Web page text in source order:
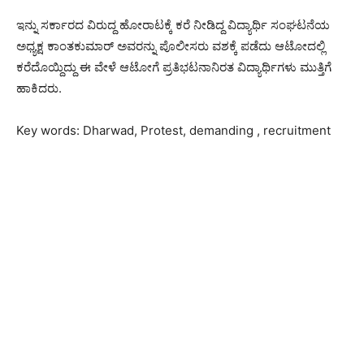
ಇನ್ನು ಸರ್ಕಾರದ ವಿರುದ್ದ ಹೋರಾಟಕ್ಕೆ ಕರೆ ನೀಡಿದ್ದ ವಿದ್ಯಾರ್ಥಿ ಸಂಘಟನೆಯ
ಅಧ್ಯಕ್ಷ ಕಾಂತಕುಮಾರ್ ಅವರನ್ನು ಪೊಲೀಸರು ವಶಕ್ಕೆ ಪಡೆದು ಆಟೋದಲ್ಲಿ
ಕರೆದೊಯ್ದಿದ್ದು ಈ ವೇಳೆ ಆಟೋಗೆ ಪ್ರತಿಭಟನಾನಿರತ ವಿದ್ಯಾರ್ಥಿಗಳು ಮುತ್ತಿಗೆ
ಹಾಕಿದರು.
Key words: Dharwad, Protest, demanding , recruitment